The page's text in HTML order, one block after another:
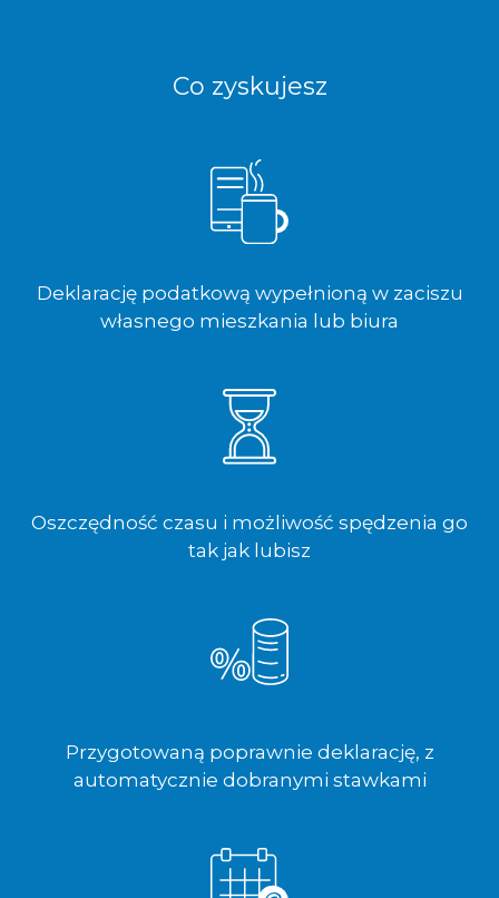
Co zyskujesz
Deklarację podatkową wypełnioną w zaciszu
własnego mieszkania lub biura
Oszczędność czasu i możliwość spędzenia go
tak jak lubisz
Przygotowaną poprawnie deklarację, z
automatycznie dobranymi stawkami